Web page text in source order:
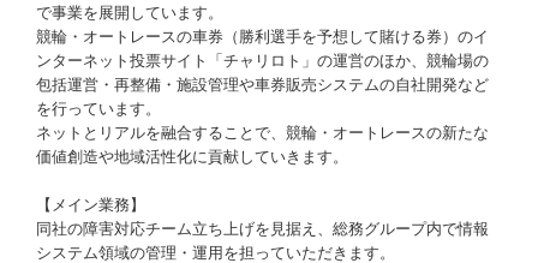
で事業を展開しています。
競輪・オートレースの車券（勝利選手を予想して賭ける券）のイ
ンターネット投票サイト「チャリロト」の運営のほか、競輪場の
包括運営・再整備・施設管理や車券販売システムの自社開発など
を行っています。
ネットとリアルを融合することで、競輪・オートレースの新たな
価値創造や地域活性化に貢献していきます。
【メイン業務】
同社の障害対応チーム立ち上げを見据え、総務グループ内で情報
システム領域の管理・運用を担っていただきます。